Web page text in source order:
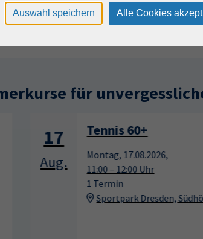
Uhr
für
17
Aug.
Tennis 60+
Montag, 17.08.2026,
11:00 – 12:00 Uhr
1 Termin
Sportpark Dresden,
Auswahl speichern Alle Cookies